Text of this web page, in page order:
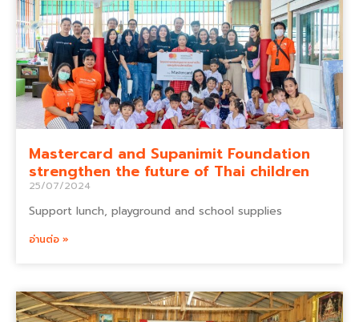
Mastercard and Supanimit Foundation
strengthen the future of Thai children
25/07/2024
Support lunch, playground and school supplies
อ่านต่อ »